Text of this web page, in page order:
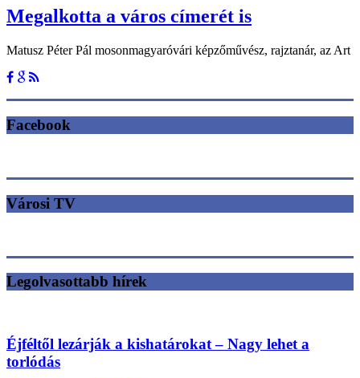
Megalkotta a város címerét is
Matusz Péter Pál mosonmagyaróvári képzőművész, rajztanár, az Art
Facebook
Városi TV
Legolvasottabb hírek
Éjféltől lezárják a kishatárokat – Nagy lehet a
torlódás